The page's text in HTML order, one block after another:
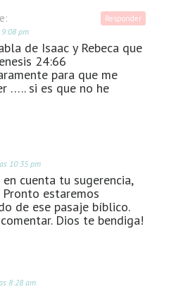
9:08 pm
de Isaac y Rebeca que
24:66
para que me
….. si es que no he
Responder
10:35 pm
cuenta tu sugerencia,
Pronto estaremos
de ese pasaje bíblico.
Dios te bendiga!
8:28 am